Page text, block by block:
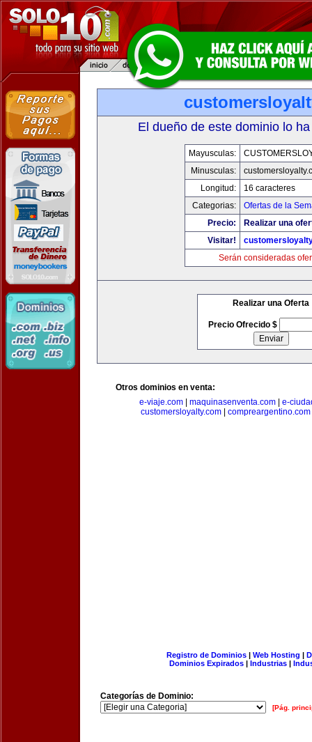
El dueño de este dominio lo
Mayusculas:
Minusculas:
Longitud:
16 caracteres
Categorias:
Ofertas de la
Precio:
Realizar una
Visitar!
Serán consideradas
Realizar una Oferta
Precio Ofrecido $
Otros dominios en venta:
e-viaje.com| maquinasenventa.com| e-
customersloyalty.com| compreargentino.com
Registro de Dominios| Web Hosting |
Dominios Expirados | Industrias |
Categorías de Dominio:
[Pág.